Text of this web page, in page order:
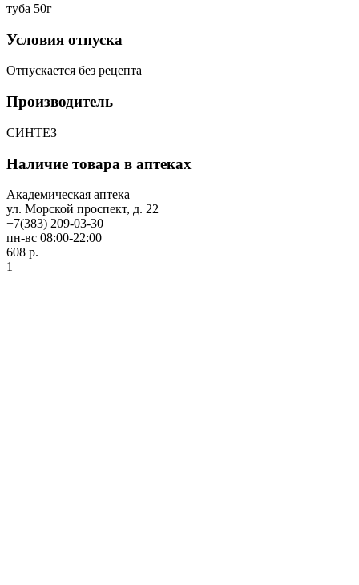
туба 50г
Условия отпуска
Отпускается без рецепта
Производитель
СИНТЕЗ
Наличие товара в аптеках
Академическая аптека
ул. Морской проспект, д. 22
+7(383) 209-03-30
пн-вс 08:00-22:00
608 р.
1